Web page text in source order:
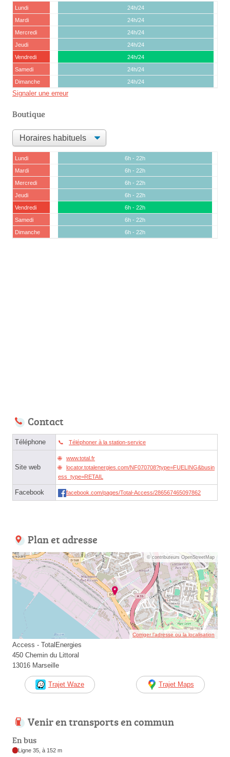
Lundi
24h/24
Mardi
24h/24
Mercredi
24h/24
Jeudi
24h/24
Vendredi
24h/24
Samedi
24h/24
Dimanche
24h/24
Signaler une erreur
Boutique
Lundi
6h - 22h
Mardi
6h - 22h
Mercredi
6h - 22h
Jeudi
6h - 22h
Vendredi
6h - 22h
Samedi
6h - 22h
Dimanche
6h - 22h
Contact
Téléphone Téléphoner à la station-service
Site web
www.total.fr
locator.totalenergies.com/NF070708?type=FUELING&busin
ess_type=RETAIL
Facebook facebook.com/pages/Total-Access/286567465097862
Plan et adresse
© contributeurs OpenStreetMap
Corriger l’adresse ou la localisation
Access - TotalEnergies
450 Chemin du Littoral
13016 Marseille
Trajet Waze Trajet Maps
Venir en transports en commun
En bus
Ligne 35, à 152 m